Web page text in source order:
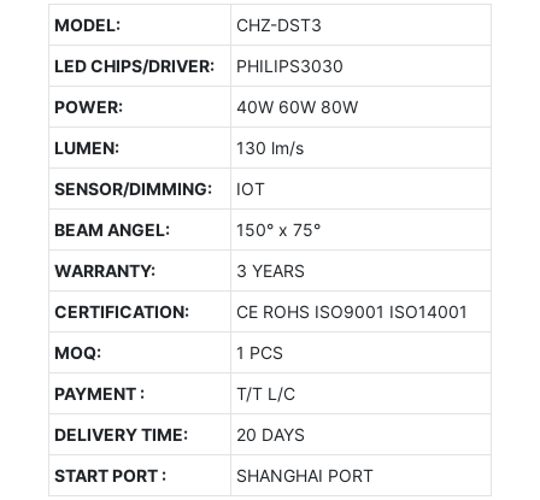
MODEL:
CHZ-DST3
LED CHIPS/DRIVER:
PHILIPS3030
POWER:
40W 60W 80W
LUMEN:
130 lm/s
SENSOR/DIMMING:
IOT
BEAM ANGEL:
150° x 75°
WARRANTY:
3 YEARS
CERTIFICATION:
CE ROHS ISO9001 ISO14001
MOQ:
1 PCS
PAYMENT :
T/T L/C
DELIVERY TIME:
20 DAYS
START PORT :
SHANGHAI PORT